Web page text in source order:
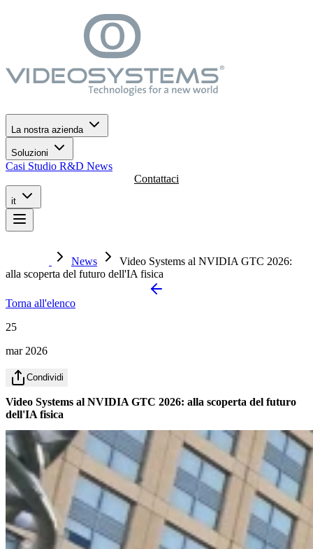
Vai al menù di navigazione
Vai al contenuto principale
La nostra azienda
Soluzioni
Casi Studio R&D News
Contattaci
it
News
Video Systems al NVIDIA GTC 2026:
alla scoperta del futuro dell'IA fisica
Torna all'elenco
25
mar 2026
Condividi
Video Systems al NVIDIA GTC 2026: alla scoperta del futuro
dell'IA fisica